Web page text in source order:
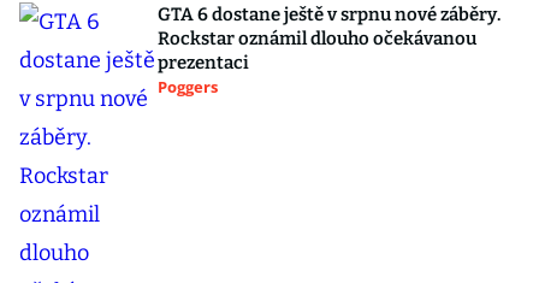
GTA 6 dostane ještě v srpnu nové záběry.
Rockstar oznámil dlouho očekávanou
prezentaci
Poggers